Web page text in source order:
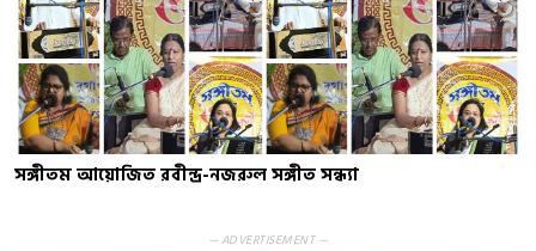
সঙ্গীতম আয়োজিত রবীন্দ্র-নজরুল সঙ্গীত সন্ধ্যা
— ADVERTISEMENT —